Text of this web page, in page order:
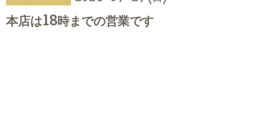
本店は18時までの営業です